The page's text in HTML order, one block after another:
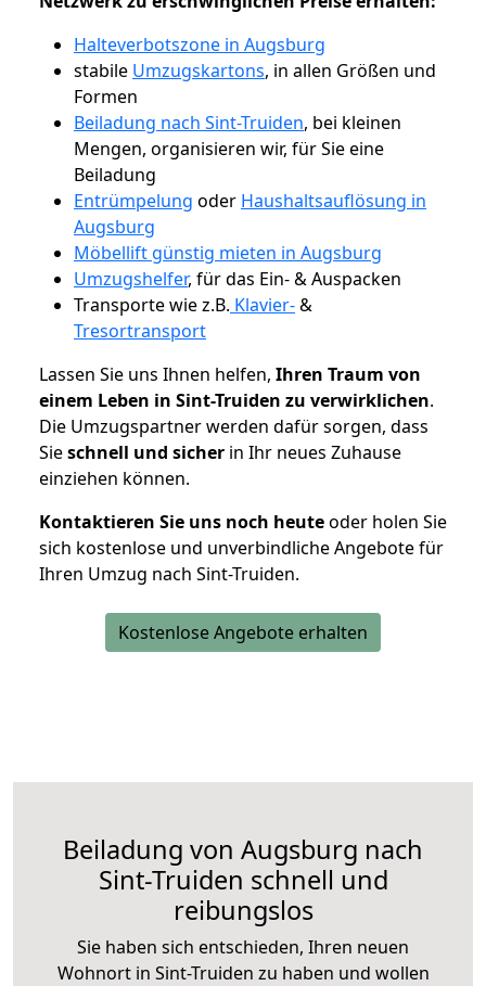
Halteverbotszone in Augsburg
stabile Umzugskartons, in allen Größen und
Formen
Beiladung nach Sint-Truiden, bei kleinen
Mengen, organisieren wir, für Sie eine
Beiladung
Entrümpelung oder Haushaltsauflösung in
Augsburg
Möbellift günstig mieten in Augsburg
Umzugshelfer, für das Ein- & Auspacken
Transporte wie z.B. Klavier-&
Tresortransport
Lassen Sie uns Ihnen helfen, Ihren Traum von
einem Leben in Sint-Truiden zu verwirklichen.
Die Umzugspartner werden dafür sorgen, dass
Sieschnell und sicher in Ihr neues Zuhause
einziehen können.
Kontaktieren Sie uns noch heuteoder holen Sie
sich kostenlose und unverbindliche Angebote für
Ihren Umzug nach Sint-Truiden.
Kostenlose Angebote erhalten
Beiladung von Augsburg nach
Sint-Truiden schnell und
reibungslos
Sie haben sich entschieden, Ihren neuen
Wohnort in Sint-Truiden zu haben und wollen